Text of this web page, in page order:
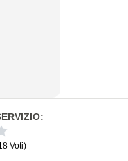
:
Voti)